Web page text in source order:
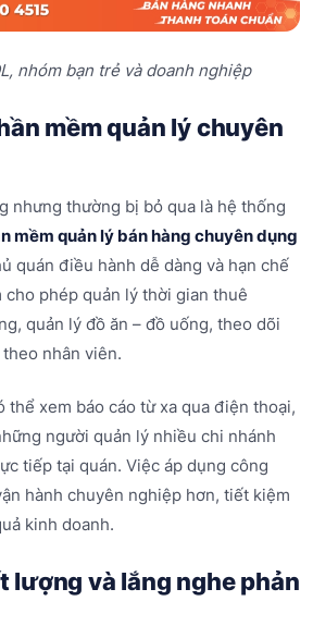
nhóm bạn trẻ và doanh nghiệp
mềm quản lý chuyên
nhưng thường bị bỏ qua là hệ thống
mềm quản lý bán hàng chuyên dụng
quán điều hành dễ dàng và hạn chế
cho phép quản lý thời gian thuê
quản lý đồ ăn – đồ uống, theo dõi
nhân viên.
thể xem báo cáo từ xa qua điện thoại,
người quản lý nhiều chi nhánh
tiếp tại quán. Việc áp dụng công
hành chuyên nghiệp hơn, tiết kiệm
kinh doanh.
lượng và lắng nghe phản